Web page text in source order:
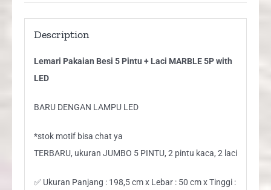
Description
Lemari Pakaian Besi 5 Pintu + Laci MARBLE 5P with
LED
BARU DENGAN LAMPU LED
*stok motif bisa chat ya
TERBARU, ukuran JUMBO 5 PINTU, 2 pintu kaca, 2 laci
✅ Ukuran Panjang : 198,5 cm x Lebar : 50 cm x Tinggi :